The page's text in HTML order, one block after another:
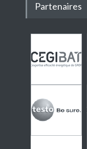
Partenaires